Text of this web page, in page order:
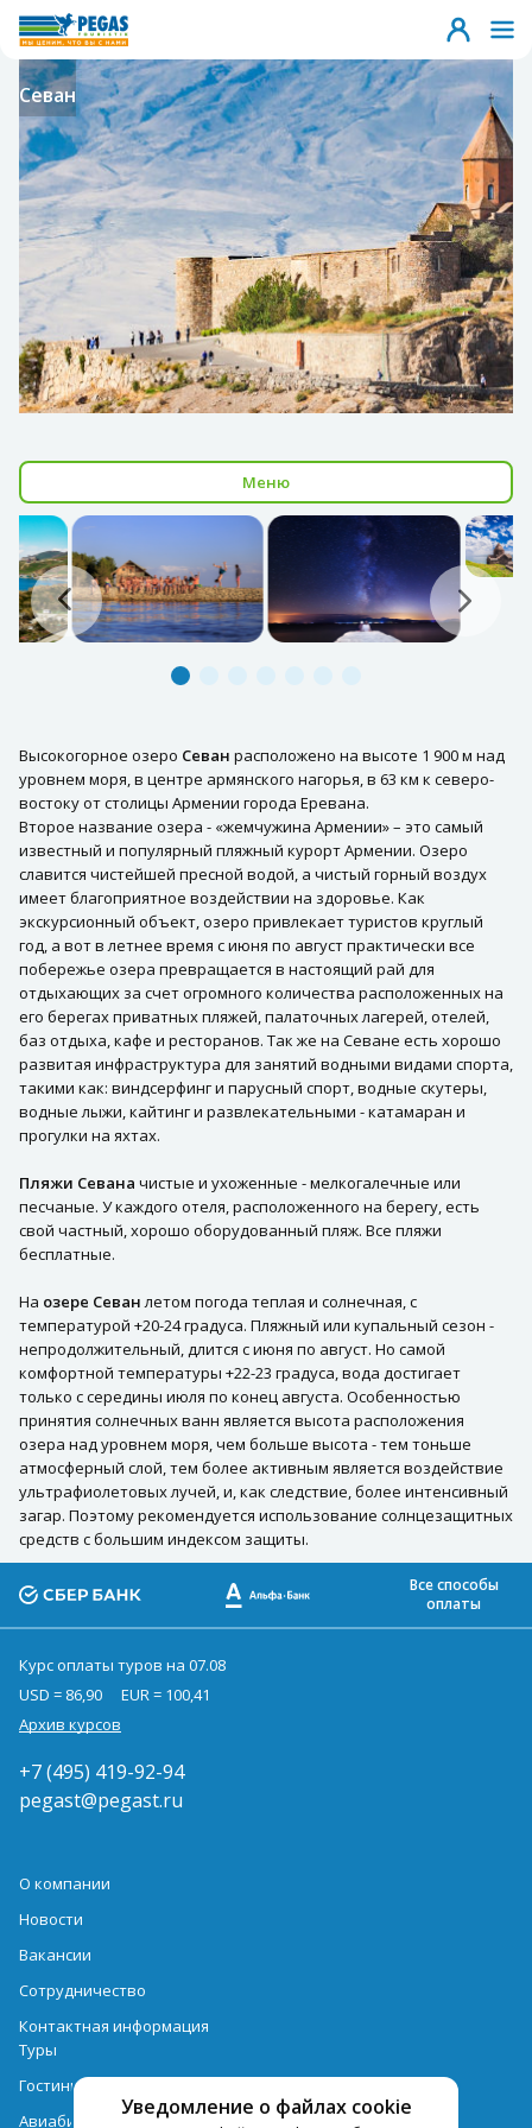
Севан
Меню
Высокогорное озеро Севан расположено на высоте 1 900 м над
уровнем моря, в центре армянского нагорья, в 63 км к северо-
востоку от столицы Армении города Еревана.
Второе название озера - «жемчужина Армении» – это самый
известный и популярный пляжный курорт Армении. Озеро
славится чистейшей пресной водой, а чистый горный воздух
имеет благоприятное воздействии на здоровье. Как
экскурсионный объект, озеро привлекает туристов круглый
год, а вот в летнее время с июня по август практически все
побережье озера превращается в настоящий рай для
отдыхающих за счет огромного количества расположенных на
его берегах приватных пляжей, палаточных лагерей, отелей,
баз отдыха, кафе и ресторанов. Так же на Севане есть хорошо
развитая инфраструктура для занятий водными видами спорта,
такими как: виндсерфинг и парусный спорт, водные скутеры,
водные лыжи, кайтинг и развлекательными - катамаран и
прогулки на яхтах.
Пляжи Севана чистые и ухоженные - мелкогалечные или
песчаные. У каждого отеля, расположенного на берегу, есть
свой частный, хорошо оборудованный пляж. Все пляжи
бесплатные.
На озере Севанлетом погода теплая и солнечная, с
температурой +20-24 градуса. Пляжный или купальный сезон -
непродолжительный, длится с июня по август. Но самой
комфортной температуры +22-23 градуса, вода достигает
только с середины июля по конец августа. Особенностью
принятия солнечных ванн является высота расположения
озера над уровнем моря, чем больше высота - тем тоньше
атмосферный слой, тем более активным является воздействие
ультрафиолетовых лучей, и, как следствие, более интенсивный
загар. Поэтому рекомендуется использование солнцезащитных
средств с большим индексом защиты.
Уведомление о файлах cookie
Все способы
оплаты
Курс оплаты туров на 07.08
USD = 86,90
EUR = 100,41
Архив курсов
+7 (495) 419-92-94
pegast@pegast.ru
О компании
Новости
Вакансии
Сотрудничество
Контактная информация
Туры
Гостиницы
Авиабилеты